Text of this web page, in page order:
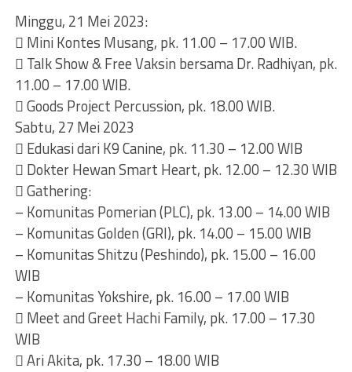
Minggu, 21 Mei 2023:
 Mini Kontes Musang, pk. 11.00 – 17.00 WIB.
 Talk Show & Free Vaksin bersama Dr. Radhiyan, pk.
11.00 – 17.00 WIB.
 Goods Project Percussion, pk. 18.00 WIB.
Sabtu, 27 Mei 2023
 Edukasi dari K9 Canine, pk. 11.30 – 12.00 WIB
 Dokter Hewan Smart Heart, pk. 12.00 – 12.30 WIB
 Gathering:
– Komunitas Pomerian (PLC), pk. 13.00 – 14.00 WIB
– Komunitas Golden (GRI), pk. 14.00 – 15.00 WIB
– Komunitas Shitzu (Peshindo), pk. 15.00 – 16.00
WIB
– Komunitas Yokshire, pk. 16.00 – 17.00 WIB
 Meet and Greet Hachi Family, pk. 17.00 – 17.30
WIB
 Ari Akita, pk. 17.30 – 18.00 WIB